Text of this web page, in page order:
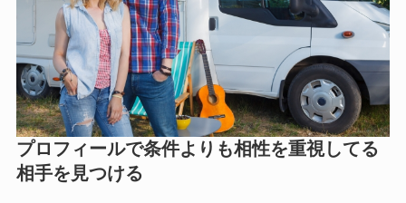
プロフィールで条件よりも相性を重視してる
相手を見つける